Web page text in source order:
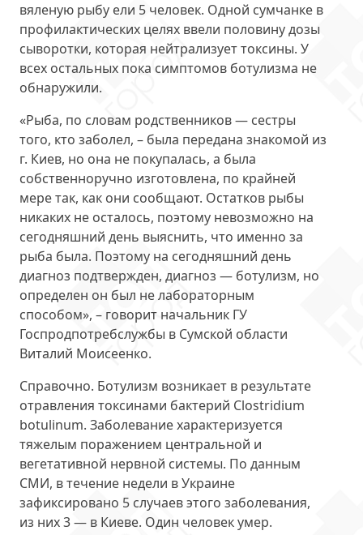
вяленую рыбу ели 5 человек. Одной сумчанке в
профилактических целях ввели половину дозы
сыворотки, которая нейтрализует токсины. У
всех остальных пока симптомов ботулизма не
обнаружили.
«Рыба, по словам родственников — сестры
того, кто заболел, – была передана знакомой из
г. Киев, но она не покупалась, а была
собственноручно изготовлена, по крайней
мере так, как они сообщают. Остатков рыбы
никаких не осталось, поэтому невозможно на
сегодняшний день выяснить, что именно за
рыба была. Поэтому на сегодняшний день
диагноз подтвержден, диагноз — ботулизм, но
определен он был не лабораторным
способом», – говорит начальник ГУ
Госпродпотребслужбы в Сумской области
Виталий Моисеенко.
Справочно. Ботулизм возникает в результате
отравления токсинами бактерий Clostridium
botulinum. Заболевание характеризуется
тяжелым поражением центральной и
вегетативной нервной системы. По данным
СМИ, в течение недели в Украине
зафиксировано 5 случаев этого заболевания,
из них 3 — в Киеве. Один человек умер.